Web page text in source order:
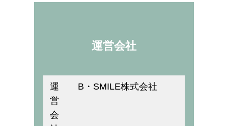
運営会社
運
営
会
B・SMILE株式会社